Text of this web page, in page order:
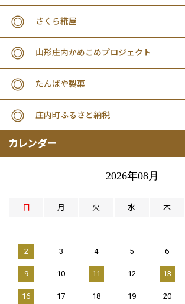
さくら糀屋
山形庄内かめこめプロジェクト
たんばや製菓
庄内町ふるさと納税
カレンダー
2026年08月
日 月 火 水 木
2 3 4 5 6
9 10 11 12 13
16 17 18 19 20